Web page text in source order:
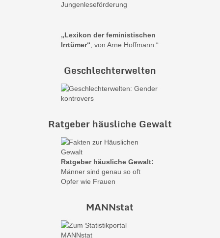
Jungenleseförderung
„Lexikon der feministischen
Irrtümer“ , von Arne Hoffmann.“
Geschlechterwelten
Ratgeber häusliche Gewalt
Ratgeber häusliche Gewalt:
Männer sind genau so oft
Opfer wie Frauen
MANNstat